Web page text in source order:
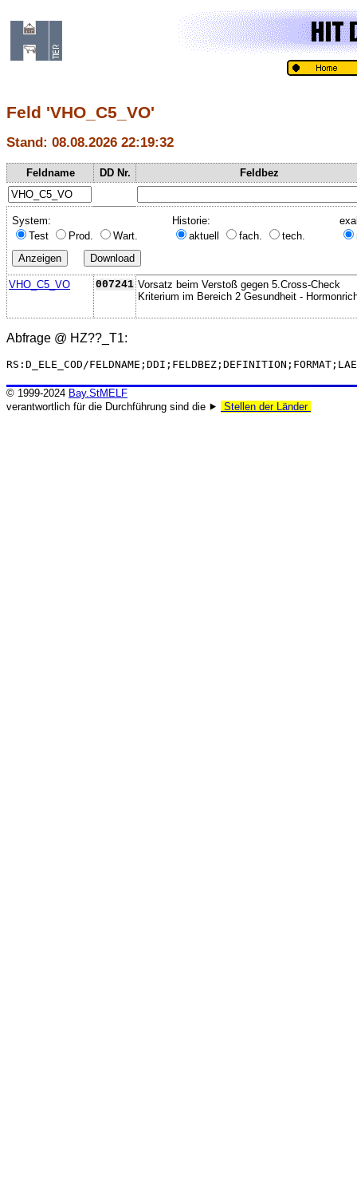
Feld 'VHO_C5_VO'
Stand: 08.08.2026 22:19:32
Feldname DD Nr. Feldbez
System:
Test
Prod. Wart.
Historie:
aktuell
fach. tech.
VHO_C5_VO 007241 Vorsatz beim Verstoß gegen 5.Cross-Check
Kriterium im Bereich 2 Gesundheit -
Abfrage @ HZ??_T1:
RS:D_ELE_COD/
© 1999-2024 Bay.StMELF
verantwortlich für die Durchführung sind die ⯈
Stellen der Länder